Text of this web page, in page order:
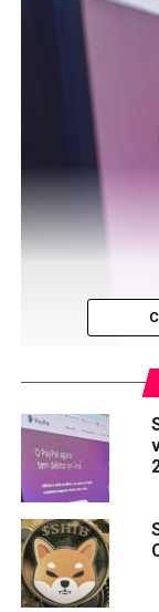
Imagem: Money
Golpistas estão
vários tokens
enganar os